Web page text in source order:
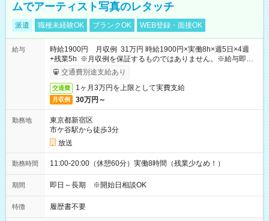
ムでアーティスト写真のレタッチ
派遣 職種未経験OK ブランクOK WEB登録・面接OK
給与
時給1900円 月収例 31万円 時給1900円×実働8h×週5日×4週
+残業5h ※月収例を保証するものではありません。※給与即受
取りサービス利用可（利用条件有）
交通費別途支給あり
交通費 1ヶ月3万円を上限として実費支給
月収例 30万円～
勤務地
東京都新宿区
市ケ谷駅から徒歩3分
放送
勤務時間 11:00-20:00（休憩60分）実働8時間（残業少なめ！）
期間 即日～長期 ※開始日相談OK
特徴 履歴書不要